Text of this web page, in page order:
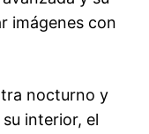
imágenes con
nocturno y
interior, el